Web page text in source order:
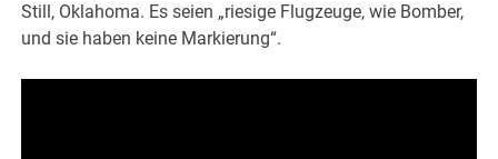
Still, Oklahoma. Es seien „riesige Flugzeuge, wie Bomber,
und sie haben keine Markierung“.